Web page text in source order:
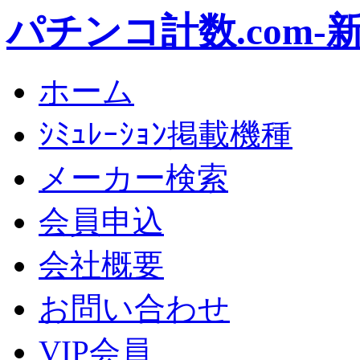
パチンコ計数.com-
ホーム
ｼﾐｭﾚｰｼｮﾝ掲載機種
メーカー検索
会員申込
会社概要
お問い合わせ
VIP会員